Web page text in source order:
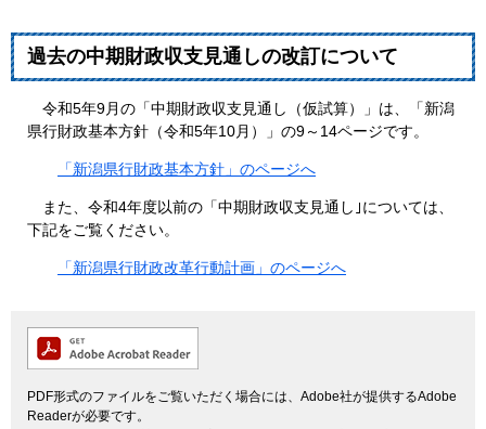
過去の中期財政収支見通しの改訂について
令和5年9月の「中期財政収支見通し（仮試算）」は、「新潟
県行財政基本方針（令和5年10月）」の9～14ページです。
「新潟県行財政基本方針」のページへ
また、令和4年度以前の「中期財政収支見通し｣については、
下記をご覧ください。
「新潟県行財政改革行動計画」のページへ
PDF形式のファイルをご覧いただく場合には、Adobe社が提供するAdobe
Readerが必要です。